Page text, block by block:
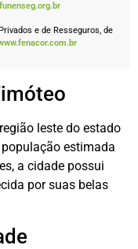
e de Resseguros, de
leste do estado
estimada
a cidade possui
por suas belas